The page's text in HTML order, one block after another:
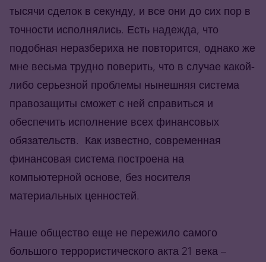
тысячи сделок в секунду, и все они до сих пор в
точности исполнялись. Есть надежда, что
подобная неразбериха не повторится, однако же
мне весьма трудно поверить, что в случае какой-
либо серьезной проблемы нынешняя система
правозащиты сможет с ней справиться и
обеспечить исполнение всех финансовых
обязательств. Как известно, современная
финансовая система построена на
компьютерной основе, без носителя
материальных ценностей.
Наше общество еще не пережило самого
большого террористического акта 21 века –